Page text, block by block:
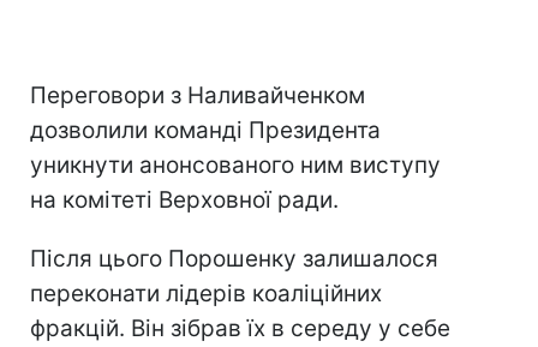
Переговори з Наливайченком
дозволили команді Президента
уникнути анонсованого ним виступу
на комітеті Верховної ради.
Після цього Порошенку залишалося
переконати лідерів коаліційних
фракцій. Він зібрав їх в середу у себе